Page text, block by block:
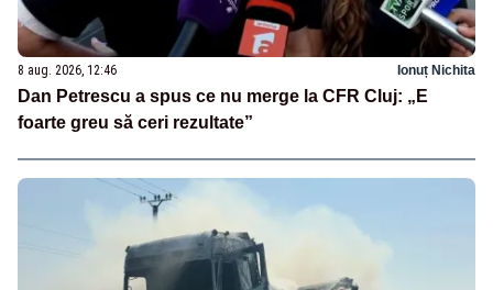
8 aug. 2026, 12:46 Ionuț Nichita
Dan Petrescu a spus ce nu merge la CFR Cluj: „E
foarte greu să ceri rezultate”